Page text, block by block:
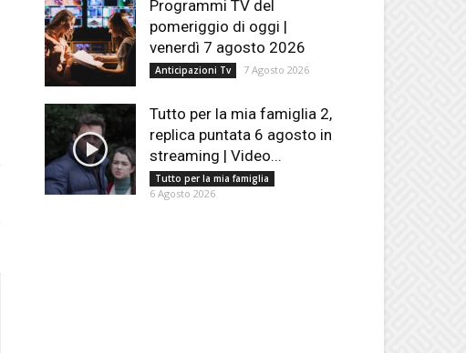
Programmi TV del
pomeriggio di oggi |
venerdì 7 agosto 2026
Anticipazioni Tv 7 Agosto 2026
Tutto per la mia famiglia 2,
replica puntata 6 agosto in
streaming | Video...
Tutto per la mia famiglia
6 Agosto 2026